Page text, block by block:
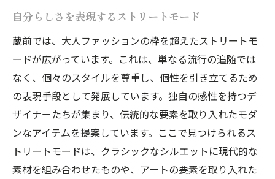
自分らしさを表現するストリートモード
蔵前では、大人ファッションの枠を超えたストリートモ
ードが広がっています。これは、単なる流行の追随では
なく、個々のスタイルを尊重し、個性を引き立てるため
の表現手段として発展しています。独自の感性を持つデ
ザイナーたちが集まり、伝統的な要素を取り入れたモダ
ンなアイテムを提案しています。ここで見つけられるス
トリートモードは、クラシックなシルエットに現代的な
素材を組み合わせたものや、アートの要素を取り入れた